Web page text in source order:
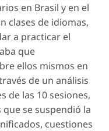
en Brasil y en el
clases de idiomas,
a practicar el
que
ellos mismos en
de un análisis
de las 10 sesiones,
se suspendió la
cuestiones